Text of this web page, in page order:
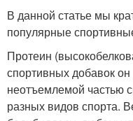
В данной статье мы
популярные
Протеин
спортивных добавок
неотъемлемой частью
разных видов спорта.